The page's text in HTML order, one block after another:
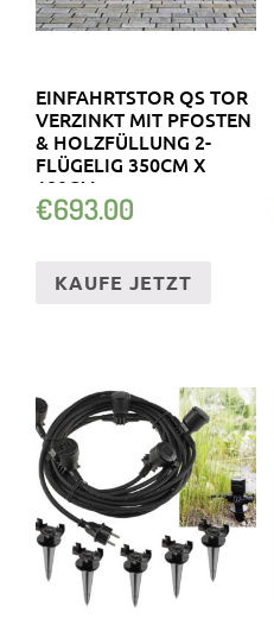
EINFAHRTSTOR QS TOR
VERZINKT MIT PFOSTEN
& HOLZFÜLLUNG 2-
FLÜGELIG 350CM X
180CM
€693.00
KAUFE JETZT